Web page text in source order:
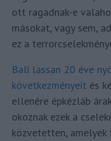
ott ragadnak-e
másokat, vagy sem,
ez a
Bali lassan 20 éve
következményeit és
ellenére épkézláb
okoznak ezek a
közvetetten,